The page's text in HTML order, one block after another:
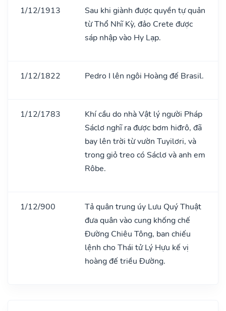
1/12/1913
Sau khi giành được quyền tự quản
từ Thổ Nhĩ Kỳ, đảo Crete được
sáp nhập vào Hy Lạp.
1/12/1822 Pedro I lên ngôi Hoàng đế Brasil.
1/12/1783
Khí cầu do nhà Vật lý người Pháp
Sáclơ nghĩ ra được bơm hiđrô, đã
bay lên trời từ vườn Tuyilơri, và
trong giỏ treo có Sáclơ và anh em
Rôbe.
1/12/900
Tả quân trung úy Lưu Quý Thuật
đưa quân vào cung khống chế
Đường Chiêu Tông, ban chiếu
lệnh cho Thái tử Lý Hựu kế vị
hoàng đế triều Đường.